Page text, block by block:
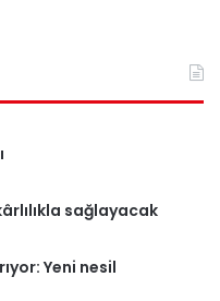
sağlayacak
Yeni nesil